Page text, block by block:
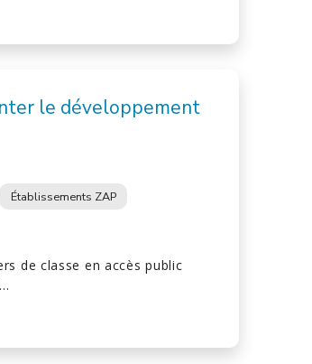
le développement
Établissements ZAP
de classe en accès public